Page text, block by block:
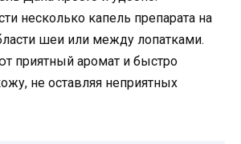
несколько капель препарата на
шеи или между лопатками.
приятный аромат и быстро
не оставляя неприятных